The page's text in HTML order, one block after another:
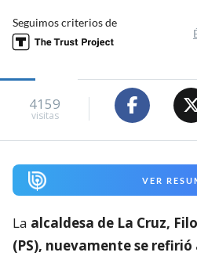
Seguimos criterios de
4159
visitas
VER
La alcaldesa de La Cruz,
(PS), nuevamente se